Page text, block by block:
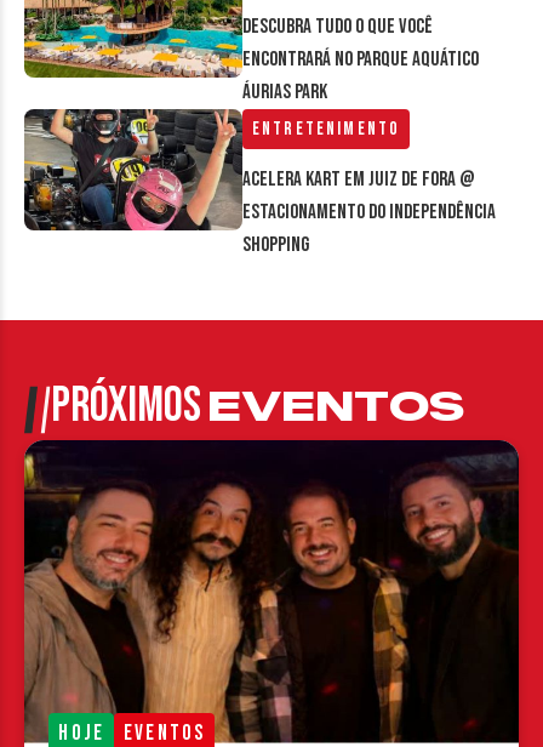
Descubra tudo o que você
encontrará no parque aquático
Áurias Park
Entretenimento
Acelera Kart em Juiz de Fora @
estacionamento do Independência
Shopping
PRÓXIMOSEVENTOS
HOJE EVENTOS